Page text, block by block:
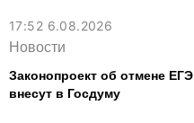
17:52 6.08.2026
Новости
Законопроект об отмене ЕГЭ
внесут в Госдуму